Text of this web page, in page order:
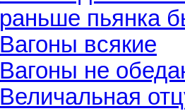
раньше пьянка
Вагоны всякие
Вагоны не
Величальная